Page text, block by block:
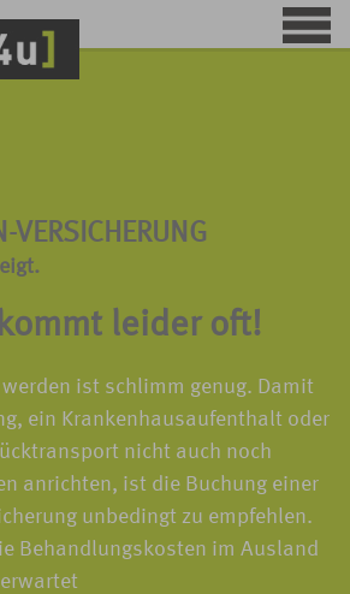
VERSICHERUNG
leider oft!
werden ist schlimm genug. Damit
ein Krankenhausaufenthalt oder
nicht auch noch
anrichten, ist die Buchung einer
unbedingt zu empfehlen.
Behandlungskosten im Ausland